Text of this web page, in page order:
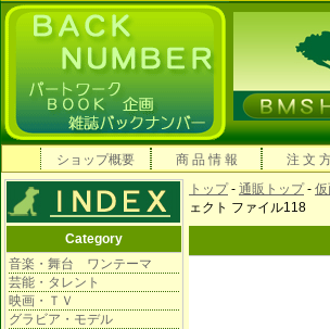
ショップ概要 商 品 情 報 注 文
Category
音楽・舞台 ワンテーマ
芸能・タレント
映画・ＴＶ
グラビア・モデル
トップ- 通販トップ-
ェクト ファイル118